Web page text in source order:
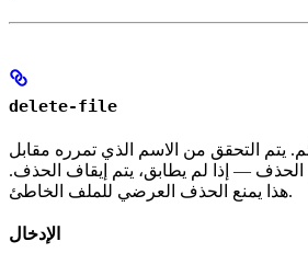
delete-file
التحقق من الاسم الذي تمرره مقابل
— إذا لم يطابق، يتم إيقاف الحذف.
هذا يمنع الحذف العرضي للملف الخاطئ.
الإدخال